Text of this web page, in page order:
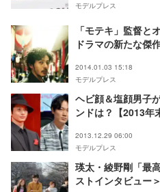
モデルプレス
「モテキ」監督と
ドラマの新たな傑
2014.01.03 15:18
モデルプレス
ヘビ顔＆塩顔男子
ンドは？【2013年
2013.12.29 06:00
モデルプレス
瑛太・綾野剛「最
ストインタビュー＞